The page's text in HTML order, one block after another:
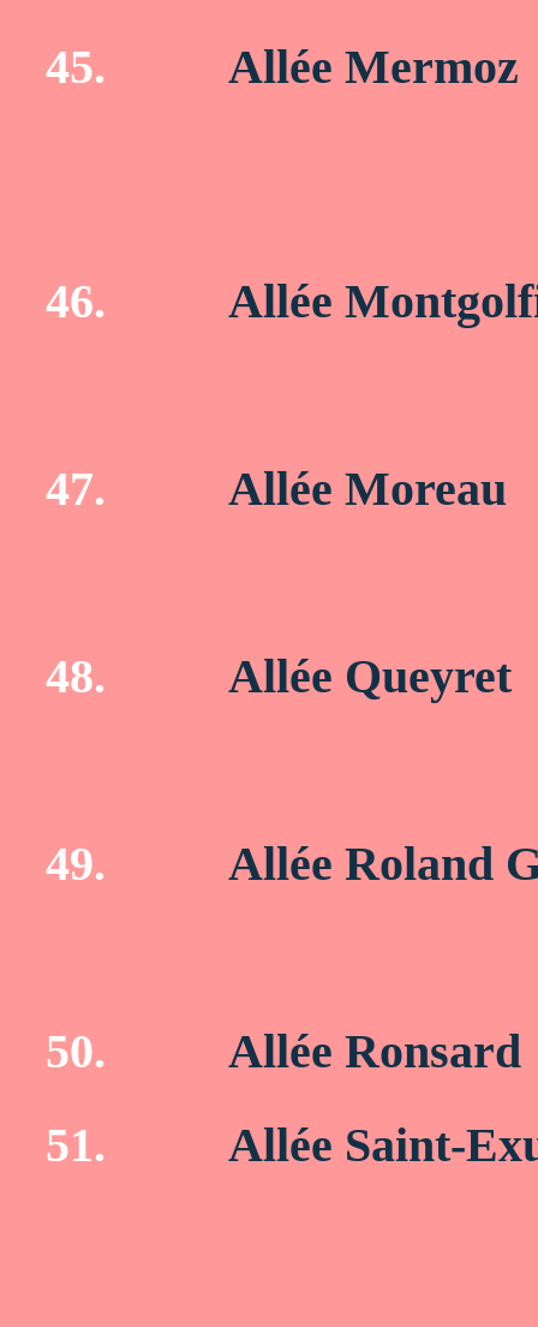
45. Allée Mermoz
46. Allée
47. Allée Moreau
48. Allée Queyret
49. Allée Roland
50.
Allée Ronsard
51.
Allée Saint-